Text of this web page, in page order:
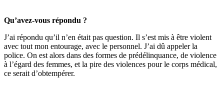
Qu’avez-vous répondu ?
J’ai répondu qu’il n’en était pas question. Il s’est mis à être violent
avec tout mon entourage, avec le personnel. J’ai dû appeler la
police. On est alors dans des formes de prédélinquance, de violence
à l’égard des femmes, et la pire des violences pour le corps médical,
ce serait d’obtempérer.